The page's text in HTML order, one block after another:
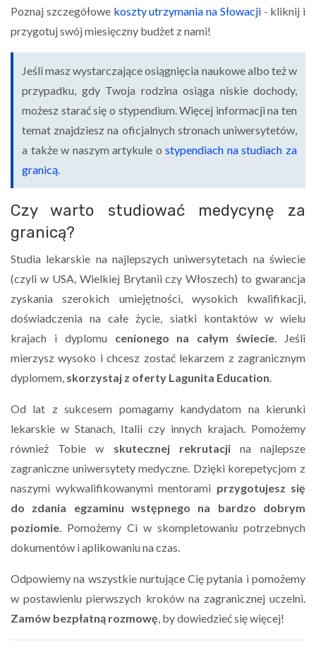
Poznaj szczegółowekoszty utrzymania na Słowacji- kliknij i
przygotuj swój miesięczny budżet z nami!
Jeśli masz wystarczające osiągnięcia naukowe albo też w
przypadku, gdy Twoja rodzina osiąga niskie dochody,
możesz starać się o stypendium. Więcej informacji na ten
temat znajdziesz na oficjalnych stronach uniwersytetów,
a także w naszym artykule ostypendiach na studiach za
granicą
Czy warto studiować medycynę za
granicą?
Studia lekarskie na najlepszych uniwersytetach na świecie
(czyli w USA, Wielkiej Brytanii czy Włoszech) to gwarancja
zyskania szerokich umiejętności, wysokich kwalifikacji,
doświadczenia na całe życie, siatki kontaktów w wielu
krajach i dyplomu cenionego na całym świecie . Jeśli
mierzysz wysoko i chcesz zostać lekarzem z zagranicznym
dyplomem, skorzystaj z oferty Lagunita Education
Od lat z sukcesem pomagamy kandydatom na kierunki
lekarskie w Stanach, Italii czy innych krajach. Pomożemy
również Tobie w skutecznej rekrutacji na najlepsze
zagraniczne uniwersytety medyczne. Dzięki korepetycjom z
naszymi wykwalifikowanymi mentorami przygotujesz się
do zdania egzaminu wstępnego na bardzo dobrym
poziomie . Pomożemy Ci w skompletowaniu potrzebnych
dokumentów i aplikowaniu na czas.
Odpowiemy na wszystkie nurtujące Cię pytania i pomożemy
w postawieniu pierwszych kroków na zagranicznej uczelni.
Zamów bezpłatną rozmowę , by dowiedzieć się więcej!